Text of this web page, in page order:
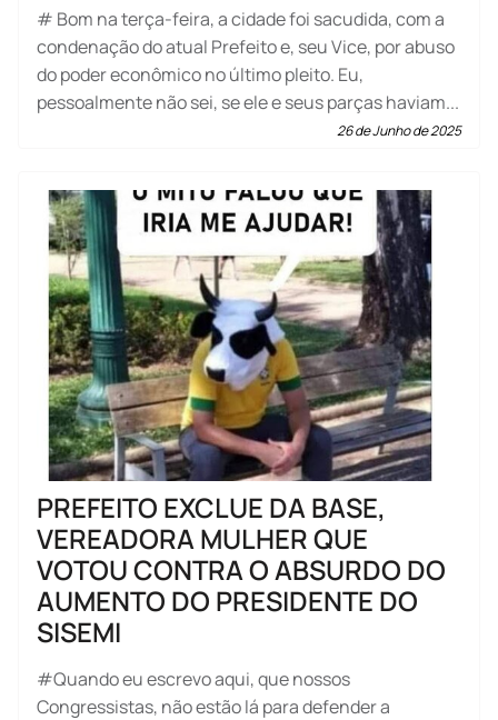
# Bom na terça-feira, a cidade foi sacudida, com a
condenação do atual Prefeito e, seu Vice, por abuso
do poder econômico no último pleito. Eu,
pessoalmente não sei, se ele e seus parças haviam...
26 de Junho de 2025
PREFEITO EXCLUE DA BASE,
VEREADORA MULHER QUE
VOTOU CONTRA O ABSURDO DO
AUMENTO DO PRESIDENTE DO
SISEMI
#Quando eu escrevo aqui, que nossos
Congressistas, não estão lá para defender a